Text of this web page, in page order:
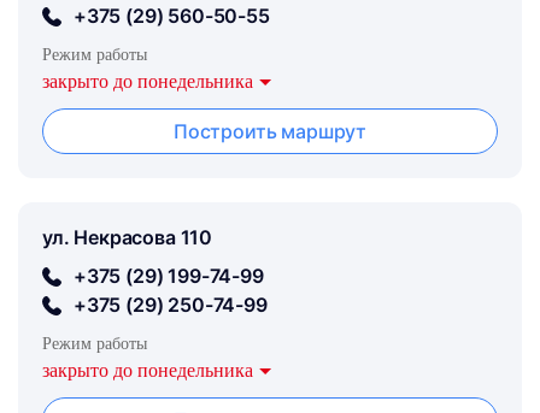
+375 (29) 560-50-55
Режим работы
закрыто до понедельника
Построить маршрут
ул. Некрасова 110
+375 (29) 199-74-99
+375 (29) 250-74-99
Режим работы
закрыто до понедельника